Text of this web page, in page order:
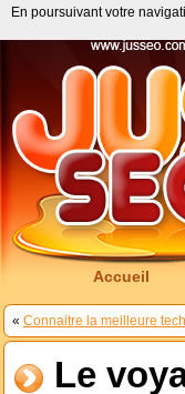
Accueil
« Connaitre la meilleure
Le
En poursuivant votre